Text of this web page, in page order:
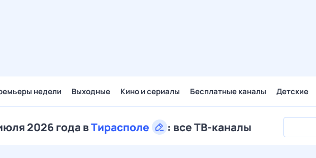
недели Выходные Кино и сериалы Бесплатные каналы Детские
2026 года вТирасполе : все ТВ-каналы